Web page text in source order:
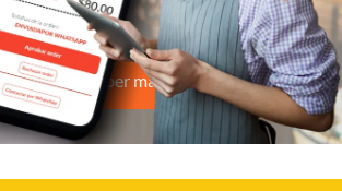
Quiero saber más